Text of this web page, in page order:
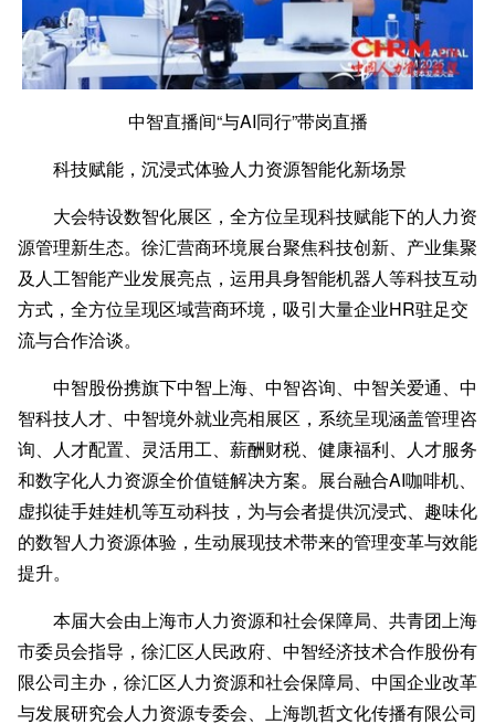
中智直播间“与AI同行”带岗直播
科技赋能，沉浸式体验人力资源智能化新场景
大会特设数智化展区，全方位呈现科技赋能下的人力资
源管理新生态。徐汇营商环境展台聚焦科技创新、产业集聚
及人工智能产业发展亮点，运用具身智能机器人等科技互动
方式，全方位呈现区域营商环境，吸引大量企业HR驻足交
流与合作洽谈。
中智股份携旗下中智上海、中智咨询、中智关爱通、中
智科技人才、中智境外就业亮相展区，系统呈现涵盖管理咨
询、人才配置、灵活用工、薪酬财税、健康福利、人才服务
和数字化人力资源全价值链解决方案。展台融合AI咖啡机、
虚拟徒手娃娃机等互动科技，为与会者提供沉浸式、趣味化
的数智人力资源体验，生动展现技术带来的管理变革与效能
提升。
本届大会由上海市人力资源和社会保障局、共青团上海
市委员会指导，徐汇区人民政府、中智经济技术合作股份有
限公司主办，徐汇区人力资源和社会保障局、中国企业改革
与发展研究会人力资源专委会、上海凯哲文化传播有限公司